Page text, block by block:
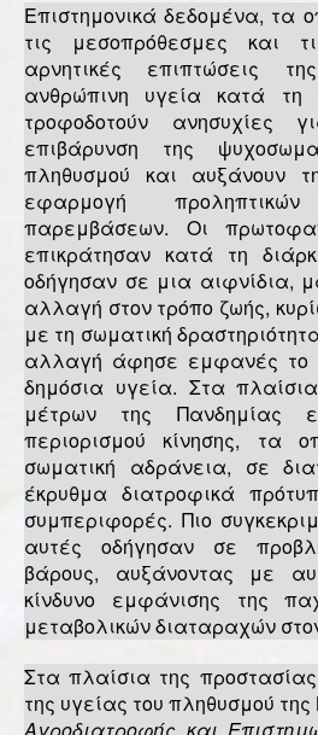
Επιστημονικά δεδομένα, τα
τις μεσοπρόθεσμες και
αρνητικές επιπτώσεις
ανθρώπινη υγεία κατά τη
τροφοδοτούν ανησυχίες
επιβάρυνση της
πληθυσμού και αυξάνουν
εφαρμογή
παρεμβάσεων. Οι
επικράτησαν κατά τη
οδήγησαν σε μια αιφνίδια,
αλλαγή στον τρόπο ζωής,
με τη σωματική
αλλαγή άφησε εμφανές το
δημόσια υγεία. Στα
μέτρων της Πανδημίας
περιορισμού κίνησης, τα
σωματική αδράνεια, σε
έκρυθμα διατροφικά
συμπεριφορές. Πιο
αυτές οδήγησαν σε
βάρους, αυξάνοντας με
κίνδυνο εμφάνισης της
μεταβολικών διαταραχών
Στα πλαίσια της
της υγείας του πληθυσμού της